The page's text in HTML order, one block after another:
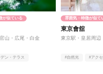
が似ている
山・広尾・白金
ン・テラス
雰囲気・特徴が似て
東京會舘
東京駅・皇居周辺
#自然光
#アク